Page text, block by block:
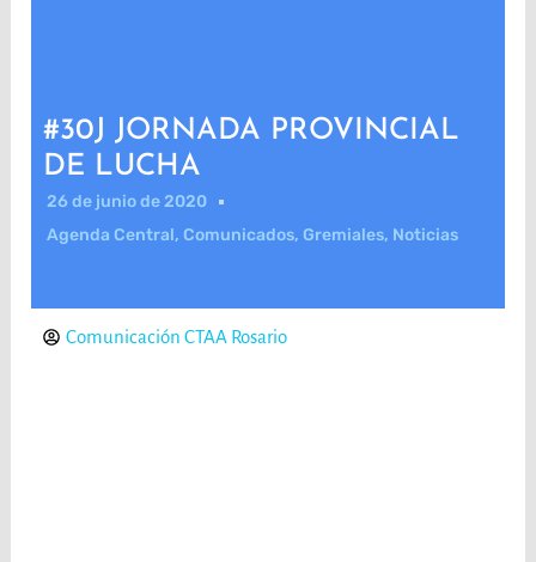
#30J JORNADA PROVINCIAL
DE LUCHA
26 de junio de 2020
Agenda Central, Comunicados, Gremiales, Noticias
Comunicación CTAA Rosario